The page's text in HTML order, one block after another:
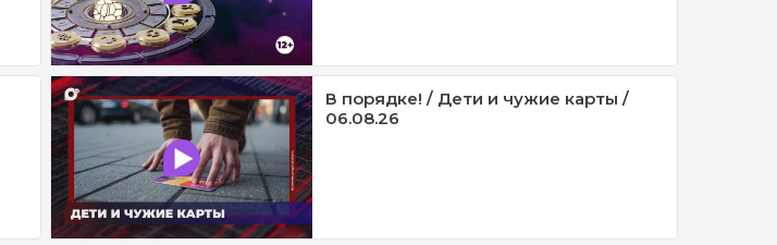
В порядке! / Дети и чужие карты /
06.08.26